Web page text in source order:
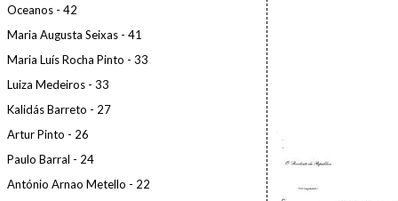
Oceanos - 42
Maria Augusta Seixas - 41
Maria Luís Rocha Pinto - 33
Luiza Medeiros - 33
Kalidás Barreto - 27
Artur Pinto - 26
Paulo Barral - 24
António Arnao Metello - 22